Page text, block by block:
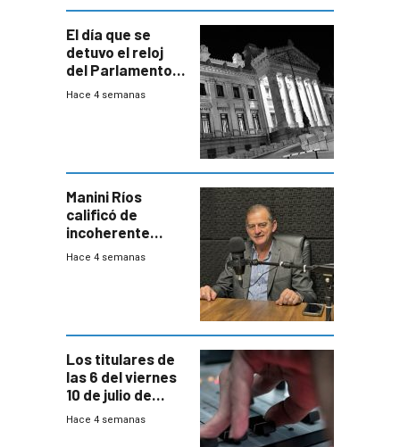
El día que se
detuvo el reloj
del Parlamento
para negociar
Hace 4 semanas
Manini Ríos
calificó de
incoherente
decisión de
Hace 4 semanas
Los titulares de
las 6 del viernes
10 de julio de
2026
Hace 4 semanas